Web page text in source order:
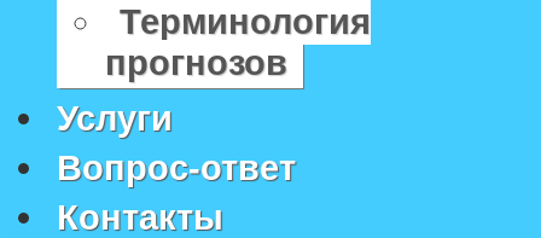
Терминология
прогнозов
Услуги
Вопрос-ответ
Контакты